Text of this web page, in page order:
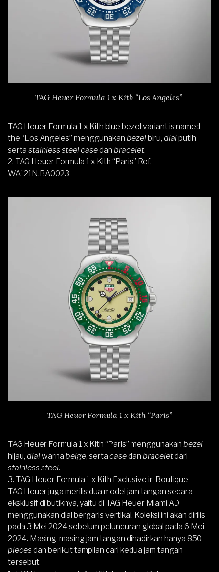
TAG Heuer Formula 1 x Kith “Los Angeles”
TAG Heuer Formula 1 x Kith blue bezel variant is named
the “Los Angeles” menggunakan bezel biru, dialputih
serta stainless steel casedan bracelet.
2. TAG Heuer Formula 1 x Kith “Paris” Ref.
WA121N.BA0023
TAG Heuer Formula 1 x Kith “Paris”
TAG Heuer Formula 1 x Kith “Paris” menggunakan bezel
hijau, dialwarna beige, serta casedan braceletdari
stainless steel.
3. TAG Heuer Formula 1 x Kith Exclusive in Boutique
TAG Heuer juga merilis dua model jam tangan secara
eksklusif di butiknya, yaitu di TAG Heuer Miami AD
menggunakan dial bergaris vertikal. Koleksi ini akan dirilis
pada 3 Mei 2024 sebelum peluncuran global pada 6 Mei
2024. Masing-masing jam tangan dihadirkan hanya 850
piecesdan berikut tampilan dari kedua jam tangan
tersebut.